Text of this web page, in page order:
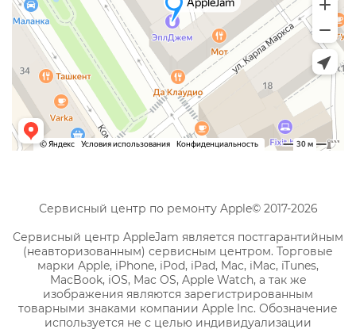
Сервисный центр по ремонту Apple© 2017-2026
Сервисный центр AppleJam является постгарантийным
(неавторизованным) сервисным центром. Торговые
марки Apple, iPhone, iPod, iPad, Mac, iMac, iTunes,
MacBook, iOS, Mac OS, Apple Watch, а так же
изображения являются зарегистрированным
товарными знаками компании Apple Inc. Обозначение
используется не с целью индивидуализации